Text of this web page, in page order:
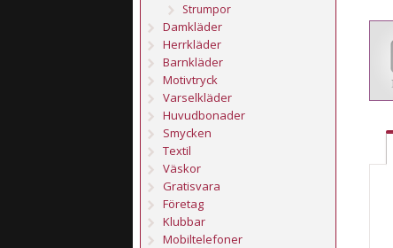
Strumpor
Damkläder
Herrkläder
Barnkläder
Motivtryck
Varselkläder
Huvudbonader
Smycken
Textil
Väskor
Gratisvara
Företag
Klubbar
Mobiltelefoner